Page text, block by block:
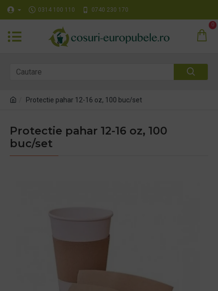
0314 100 110 0740 230 170
0
Protectie pahar 12-16 oz, 100 buc/set
Protectie pahar 12-16 oz, 100
buc/set